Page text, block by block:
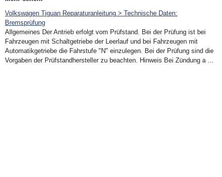
Volkswagen Tiguan Reparaturanleitung > Technische Daten:
Bremsprüfung
Allgemeines Der Antrieb erfolgt vom Prüfstand. Bei der Prüfung ist bei
Fahrzeugen mit Schaltgetriebe der Leerlauf und bei Fahrzeugen mit
Automatikgetriebe die Fahrstufe "N" einzulegen. Bei der Prüfung sind die
Vorgaben der Prüfstandhersteller zu beachten. Hinweis Bei Zündung a ...